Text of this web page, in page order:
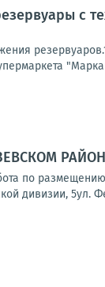
с
"Марка
по
дивизии, 5ул.